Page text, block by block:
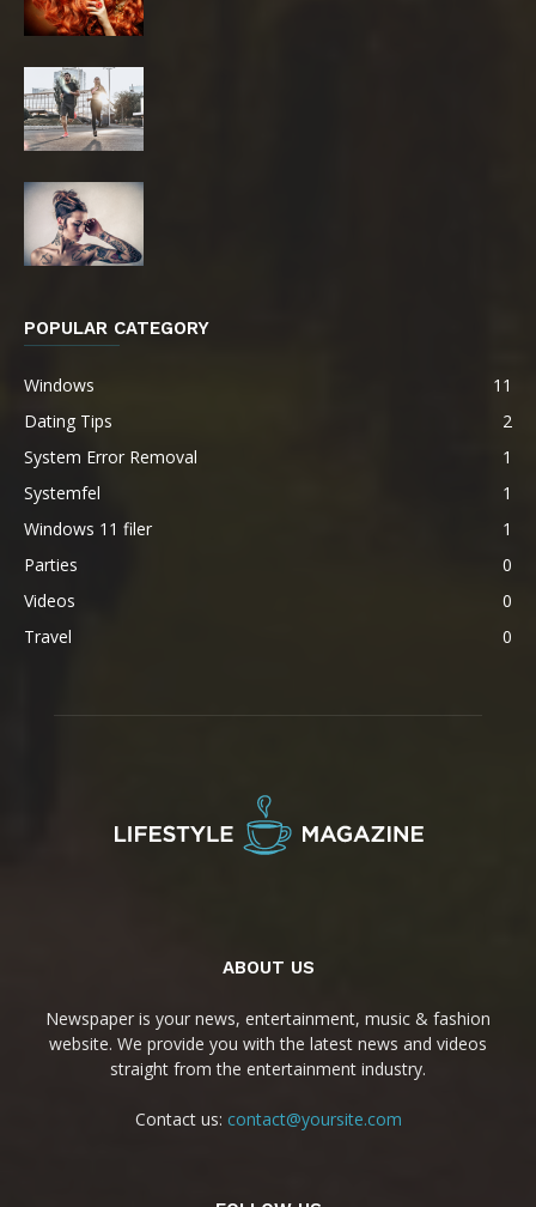
POPULAR CATEGORY
Windows
11
Dating Tips
2
System Error Removal
1
Systemfel
1
Windows 11 filer
1
Parties
0
Videos
0
Travel
0
ABOUT US
Newspaper is your news, entertainment, music & fashion
website. We provide you with the latest news and videos
straight from the entertainment industry.
Contact us: contact@yoursite.com